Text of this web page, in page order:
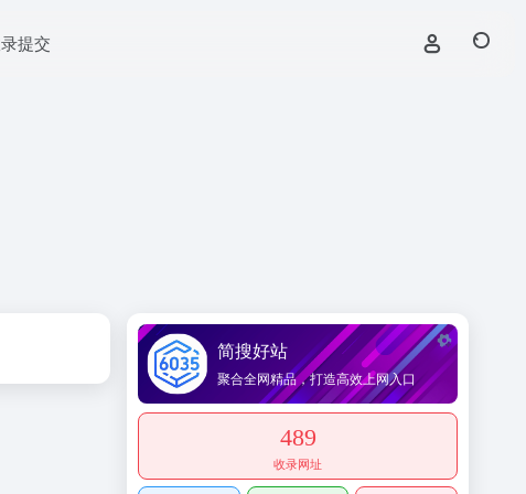
提交
简搜好站
聚合全网精品，打造高效上网入口
489
收录网址